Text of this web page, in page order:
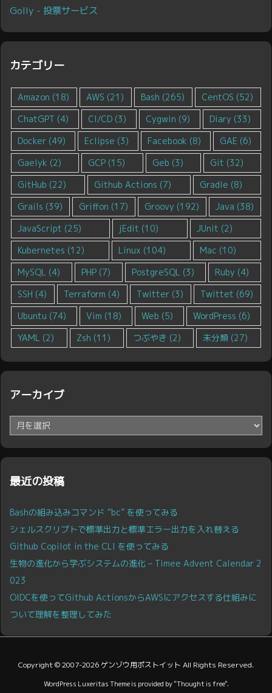
Golly - 投票サービス
カテゴリー
Amazon (18) AWS (21) Bash (265) CentOS (52)
ChatGPT (4) CI/CD (3) Cygwin (9) Diary (33)
Docker (49) Eclipse (3) Facebook (8) GAE (6)
Gaelyk (2) GCP (15) Geb (3) Git (32)
GitHub (22) Github Actions (7) Gradle (8)
Grails (39) Griffon (17) Groovy (192) Java (38)
JavaScript (25) jEdit (10) JUnit (2)
Kubernetes (12) Linux (104) Mac (10)
MySQL (4) PHP(7) PostgreSQL (3) Ruby (4)
SSH (4) Terraform (4) Twitter (3) Twittet (69)
Ubuntu (74) Vim (18) Web (5) WordPress (6)
YAML (2) Zsh (11) つぶやき (2) 未分類 (27)
アーカイブ
ー
カ
イ
最近の投稿
Bashの組み込みコマンド “bc” を使ってみる
シェルスクリプトで標準出力と標準エラー出力を入れ替える
Github Copilot in the CLI を使ってみる
生物の進化から学ぶシステムの進化 – Timee Advent Calendar 2
023
OIDCを使ってGithub ActionsからAWSにアクセスする仕組みに
ついて理解を整理してみた
Copyright ©2007-2026ゲンゾウ用ポストイット All Rights Reserved.
WordPress Luxeritas Theme is provided by "Thought is free".